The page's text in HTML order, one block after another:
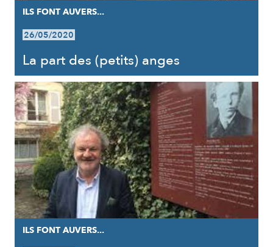
ILS FONT AUVERS...
26/05/2020
La part des (petits) anges
ILS FONT AUVERS...